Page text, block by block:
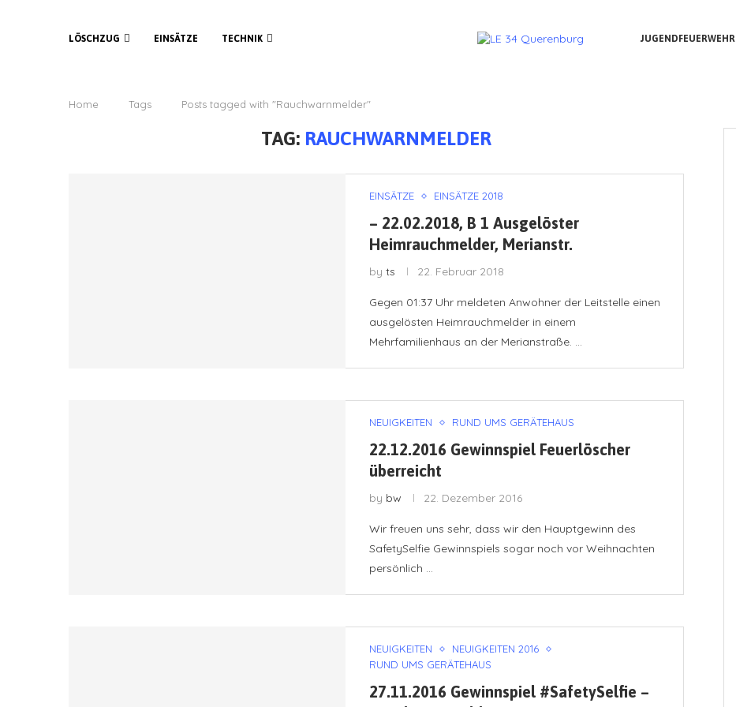
LÖSCHZUG EINSÄTZE TECHNIK JUGENDFEUERWEHR
Home Tags Posts tagged with "Rauchwarnmelder"
TAG: RAUCHWARNMELDER
EINSÄTZE EINSÄTZE 2018
– 22.02.2018, B 1 Ausgelöster
Heimrauchmelder, Merianstr.
byts 22. Februar 2018
Gegen 01:37 Uhr meldeten Anwohner der Leitstelle einen
ausgelösten Heimrauchmelder in einem
Mehrfamilienhaus an der Merianstraße. …
NEUIGKEITEN RUND UMS GERÄTEHAUS
22.12.2016 Gewinnspiel Feuerlöscher
überreicht
by bw 22. Dezember 2016
Wir freuen uns sehr, dass wir den Hauptgewinn des
SafetySelfie Gewinnspiels sogar noch vor Weihnachten
persönlich …
NEUIGKEITEN
NEUIGKEITEN 2016
RUND UMS GERÄTEHAUS
27.11.2016 Gewinnspiel #SafetySelfie –